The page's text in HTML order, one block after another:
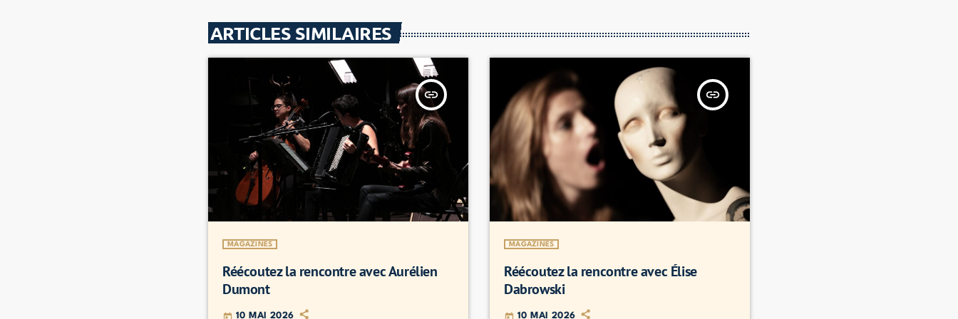
ARTICLES SIMILAIRES
insert_link
MAGAZINES
Réécoutez la rencontre avec Aurélien
Dumont
10 MAI 2026
insert_link
MAGAZINES
Réécoutez la rencontre avec Élise
Dabrowski
10 MAI 2026